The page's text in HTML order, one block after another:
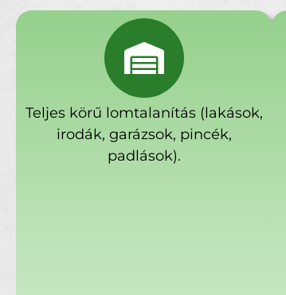
Teljes körű lomtalanítás (lakások,
irodák, garázsok, pincék,
padlások).